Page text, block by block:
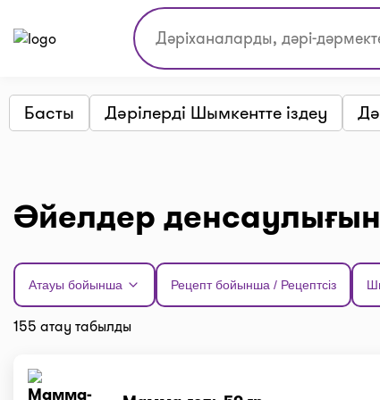
Басты Дәрілерді Шымкентте іздеу
Әйелдер
Атауы бойынша Рецепт бойынша / Рецептсіз
155 атау табылды